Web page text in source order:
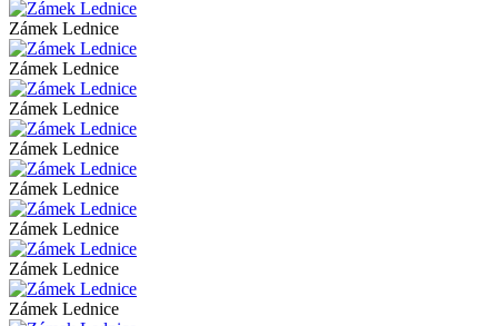
Zámek Lednice
Zámek Lednice
Zámek Lednice
Zámek Lednice
Zámek Lednice
Zámek Lednice
Zámek Lednice
Zámek Lednice